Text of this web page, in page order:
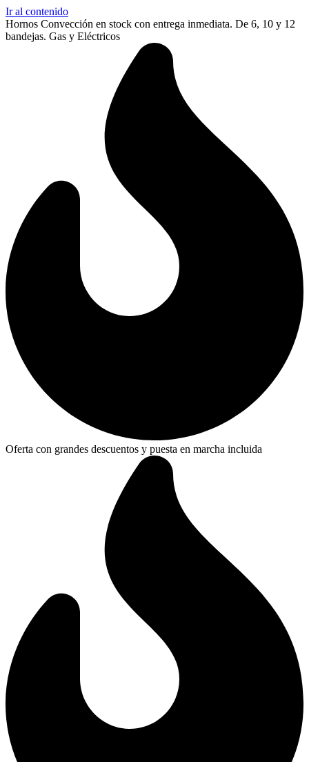
Ir al contenido
Hornos Convección en stock con entrega inmediata. De 6, 10 y 12
bandejas. Gas y Eléctricos
Oferta con grandes descuentos y puesta en marcha incluida